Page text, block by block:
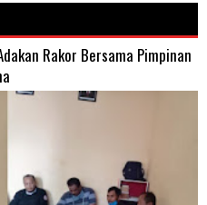
Rakor Bersama Pimpinan